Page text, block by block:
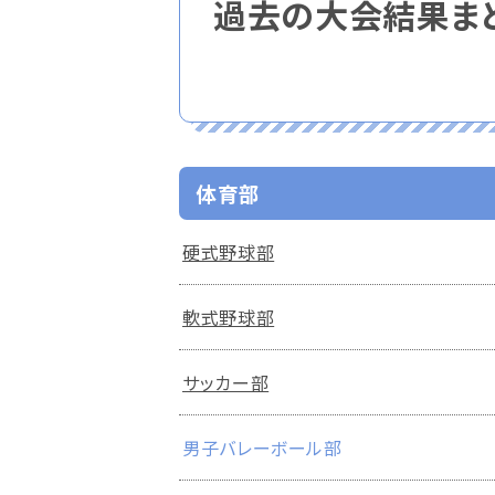
過去の大会結果ま
体育部
硬式野球部
軟式野球部
サッカー部
男子バレーボール部